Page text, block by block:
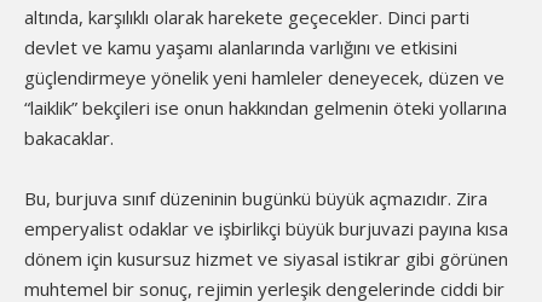
altında, karşılıklı olarak harekete geçecekler. Dinci parti
devlet ve kamu yaşamı alanlarında varlığını ve etkisini
güçlendirmeye yönelik yeni hamleler deneyecek, düzen ve
“laiklik” bekçileri ise onun hakkından gelmenin öteki yollarına
bakacaklar.
Bu, burjuva sınıf düzeninin bugünkü büyük açmazıdır. Zira
emperyalist odaklar ve işbirlikçi büyük burjuvazi payına kısa
dönem için kusursuz hizmet ve siyasal istikrar gibi görünen
muhtemel bir sonuç, rejimin yerleşik dengelerinde ciddi bir